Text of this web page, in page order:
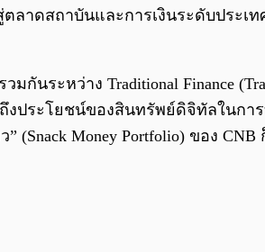
ตลาดสถาบันและการเงินระดับประเ
นระหว่าง Traditional Finance
งประโยชน์ของสินทรัพย์ดิจิทัลในกา
Money Portfolio) ของ